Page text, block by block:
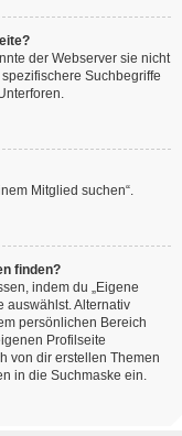
der Webserver sie nicht
Suchbegriffe
Mitglied suchen“.
finden?
indem du „Eigene
auswählst. Alternativ
persönlichen Bereich
Profilseite
von dir erstellen Themen
in die Suchmaske ein.